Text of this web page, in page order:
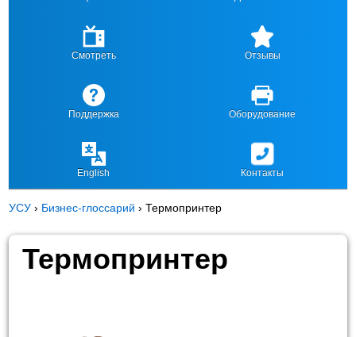
Смотреть Отзывы
Поддержка Оборудование
English Контакты
УСУ › Бизнес-глоссарий ›Термопринтер
Термопринтер